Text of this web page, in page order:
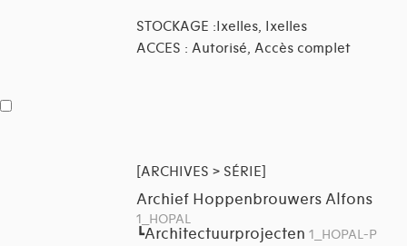
STOCKAGE :Ixelles, Ixelles
ACCES : Autorisé, Accès complet
[ARCHIVES > SÉRIE]
Archief Hoppenbrouwers Alfons
1_HOPAL
┗Architectuurprojecten 1_HOPAL-P